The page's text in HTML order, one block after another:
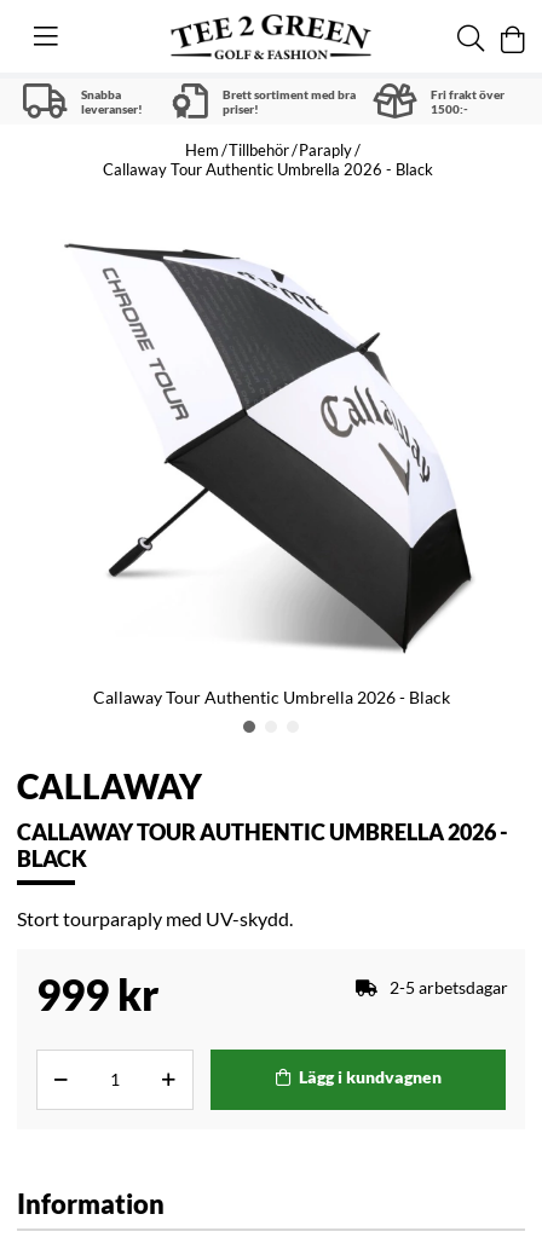
Snabba
leveranser!
Brett sortiment med bra
priser!
Fri frakt över
1500:-
Hem Tillbehör Paraply
Callaway Tour Authentic Umbrella 2026 - Black
Callaway Tour Authentic Umbrella 2026 - Black
CALLAWAY
CALLAWAY TOUR AUTHENTIC UMBRELLA 2026 -
BLACK
Stort tourparaply med UV-skydd.
999 kr 2-5 arbetsdagar
Lägg i kundvagnen
Information